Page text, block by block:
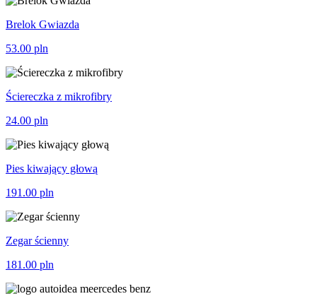
Brelok Gwiazda
53.00 pln
Ściereczka z mikrofibry
24.00 pln
Pies kiwający głową
191.00 pln
Zegar ścienny
181.00 pln